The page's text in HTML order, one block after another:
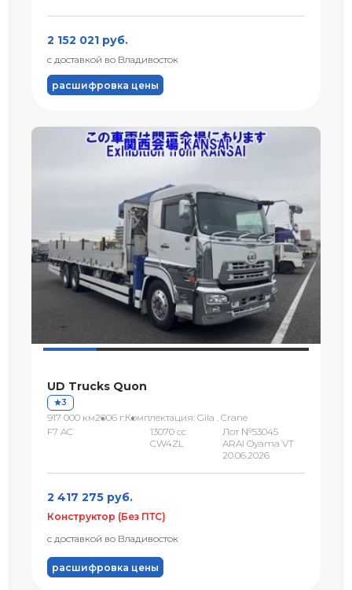
2 152 021 руб.
с доставкой во Владивосток
расшифровка цены
UD Trucks Quon
3
917 000 км2006 г.Комплектация: Gila . Crane
F7 AC
13070 сс
CW4ZL
Лот №53045
ARAI Oyama VT
20.06.2026
2 417 275 руб.
Конструктор (Без ПТС)
с доставкой во Владивосток
расшифровка цены